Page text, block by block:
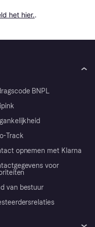
het hier..
BNPL
Track
opnemen met Klarna
voor
van bestuur